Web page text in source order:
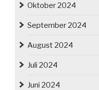
Oktober 2024
September 2024
August 2024
Juli 2024
Juni 2024